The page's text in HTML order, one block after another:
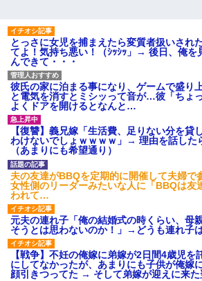
とっさに女児を捕まえたら変質者扱いされ
てよ！気持ち悪い！（ｼｯｼｯ」→ 後日、俺を
んできて・・・
彼氏の家に泊まる事になり、ゲームで盛り
と電気を消すとミシッって音が…彼「ちょ
よくドアを開けるとなんと…
【復讐】義兄嫁「生活費、足りない分を貸
わけないでしょｗｗｗｗ」→ 理由を話した
（あまりにも希望通り）
夫の友達がBBQを定期的に開催して夫婦で
女性側のリーダーみたいな人に「BBQは友
われて…
元夫の連れ子「俺の結婚式の時くらい、母
そうとは思わないのか！」→どうも連れ子
【戦争】不妊の俺嫁に弟嫁が2日間4歳児を
にしてなかったが、あまりにも子供が俺嫁
顔引きつってた → そして弟嫁が迎えに来